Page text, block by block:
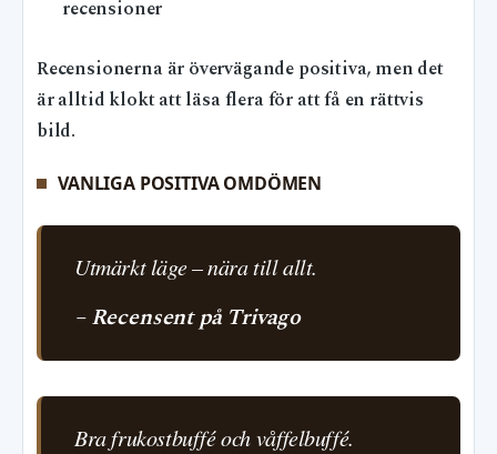
recensioner
Recensionerna är övervägande positiva, men det
är alltid klokt att läsa flera för att få en rättvis
bild.
VANLIGA POSITIVA OMDÖMEN
Utmärkt läge – nära till allt.
– Recensent på Trivago
Bra frukostbuffé och våffelbuffé.